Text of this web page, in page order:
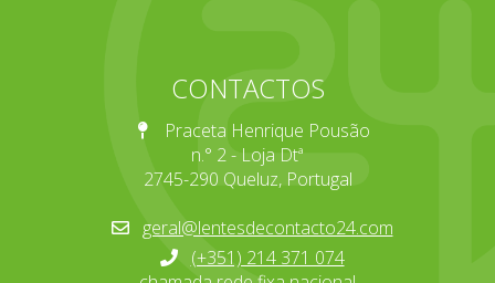
CONTACTOS
Praceta Henrique Pousão
n.° 2 - Loja Dtª
2745-290 Queluz, Portugal
geral@lentesdecontacto24.com
(+351) 214 371 074